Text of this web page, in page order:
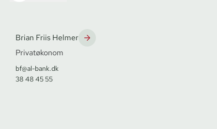
Brian Friis Helmer
Privatøkonom
bf@al-bank.dk
38 48 45 55